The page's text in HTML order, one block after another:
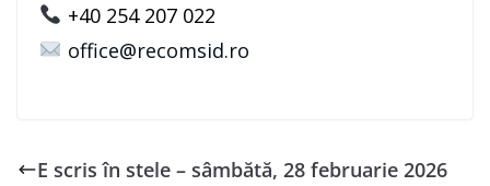
+40 254 207 022
office@recomsid.ro
E scris în stele – sâmbătă, 28 februarie 2026